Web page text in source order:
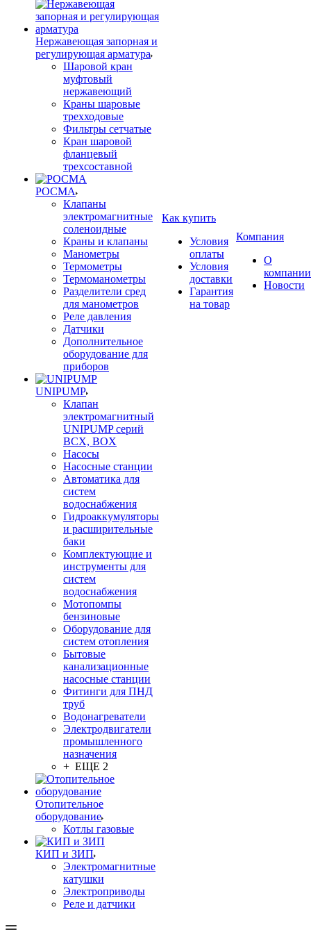
Нержавеющая запорная и
регулирующая арматура
Шаровой кран
муфтовый
нержавеющий
Краны шаровые
трехходовые
Фильтры сетчатые
Кран шаровой
фланцевый
трехсоставной
РОСМА
Клапаны
электромагнитные
соленоидные
Краны и клапаны
Манометры
Термометры
Термоманометры
Разделители сред
для манометров
Реле давления
Датчики
Дополнительное
оборудование для
приборов
UNIPUMP
Клапан
электромагнитный
UNIPUMP серий
BCX, BOX
Насосы
Насосные станции
Автоматика для
систем
водоснабжения
Гидроаккумуляторы
и расширительные
баки
Комплектующие и
инструменты для
систем
водоснабжения
Мотопомпы
бензиновые
Оборудование для
систем отопления
Бытовые
канализационные
насосные станции
Фитинги для ПНД
труб
Водонагреватели
Электродвигатели
промышленного
назначения
+ ЕЩЕ 2
Отопительное
оборудование
Котлы газовые
КИП и ЗИП
Электромагнитные
катушки
Электроприводы
Реле и датчики
Как купить
Условия
оплаты
Условия
доставки
Гарантия
на товар
Компания
О
компании
Новости